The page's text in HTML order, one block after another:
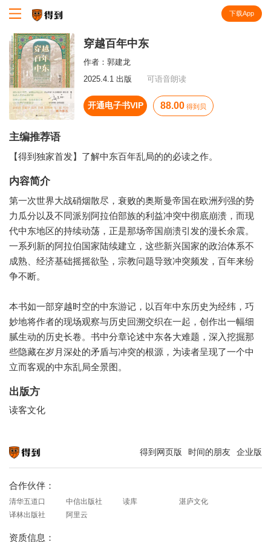
下载App
穿越百年中东
作者： 郭建龙
2025.4.1 出版
可语音朗读
开通电子书VIP 88.00 得到贝
主编推荐语
【得到独家首发】了解中东百年乱局的的必读之作。
内容简介
第一次世界大战硝烟散尽，衰败的奥斯曼帝国在欧洲列强的势
力瓜分以及不同派别阿拉伯部族的利益冲突中彻底崩溃，而现
代中东地区的持续动荡，正是那场帝国崩溃引发的漫长余震。
一系列新的阿拉伯国家陆续建立，这些新兴国家的政治体系不
成熟、经济基础摇摇欲坠，宗教问题导致冲突频发，百年来纷
争不断。
本书如一部穿越时空的中东游记，以百年中东历史为经纬，巧
妙地将作者的现场观察与历史回溯交织在一起，创作出一幅细
腻生动的历史长卷。书中分章论述中东各大难题，深入挖掘那
些隐藏在岁月深处的矛盾与冲突的根源，为读者呈现了一个中
立而客观的中东乱局全景图。
出版方
读客文化
得到网页版 时间的朋友 企业版
合作伙伴：
清华五道口 中信出版社 读库
湛庐文化
译林出版社
阿里云
资质信息：